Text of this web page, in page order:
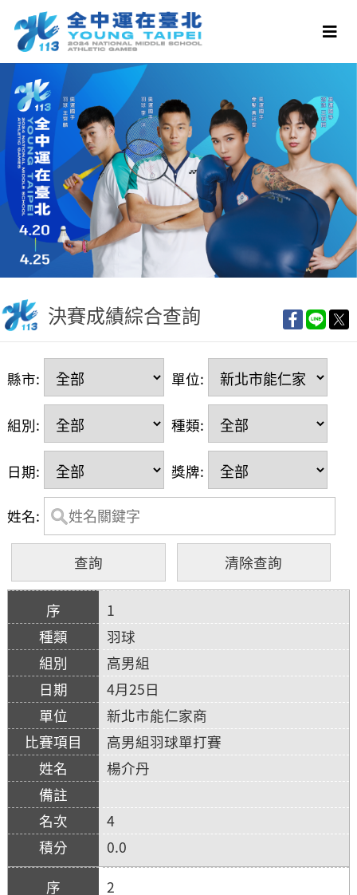
決賽成績綜合查詢
縣市: 單位:
組別: 種類:
日期: 獎牌:
姓名:
1
羽球
高男組
4月25日
新北市能仁家商
高男組羽球單打賽
楊介丹
4
0.0
2